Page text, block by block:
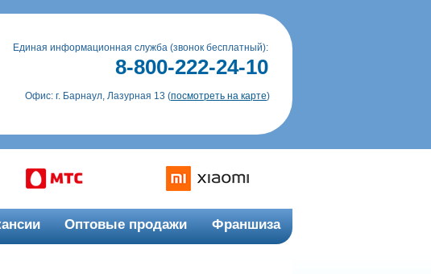
Единая информационная служба (звонок бесплатный):
8-800-222-24-10
Офис: г. Барнаул, Лазурная 13 (посмотреть на карте)
Оптовые продажи Франшиза